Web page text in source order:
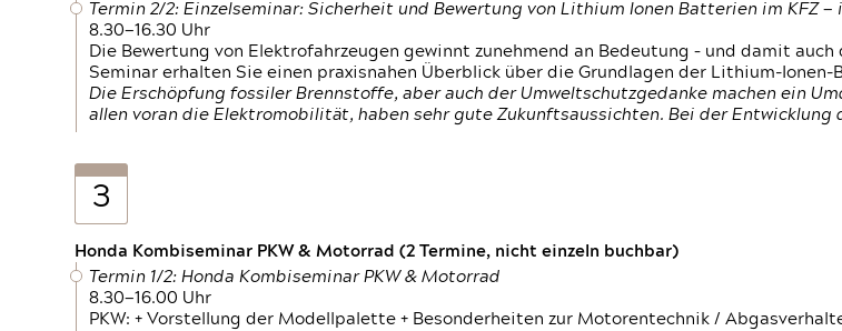
Termin 2/2: Einzelseminar: Sicherheit und Bewertung von Lithium Ionen Batterien im KFZ —
8.30—16.30 Uhr
Die Bewertung von Elektrofahrzeugen gewinnt zunehmend an Bedeutung – und damit
Seminar erhalten Sie einen praxisnahen Überblick über die Grundlagen der Lithium-
Die Erschöpfung fossiler Brennstoffe, aber auch der Umweltschutzgedanke machen ein
allen voran die Elektromobilität, haben sehr gute Zukunftsaussichten. Bei der Entwicklung
3
Honda Kombiseminar PKW & Motorrad (2 Termine, nicht einzeln buchbar)
Termin 1/2: Honda Kombiseminar PKW & Motorrad
8.30—16.00 Uhr
PKW: + Vorstellung der Modellpalette + Besonderheiten zur Motorentechnik /